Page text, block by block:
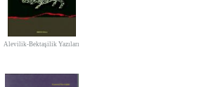
Alevilik-Bektaşilik Yazıları